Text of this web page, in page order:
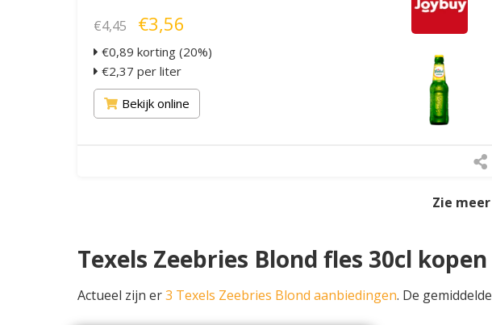
€4,45 €3,56
€0,89 korting (20%)
€2,37 per liter
Bekijk online
Zie meer
Texels Zeebries Blond fles 30cl kopen
Actueel zijn er3 Texels Zeebries Blond aanbiedingen. De gemiddelde